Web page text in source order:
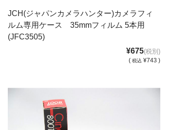
JCH(ジャパンカメラハンター)カメラフィ
ルム専用ケース 35mmフィルム 5本用
(JFC3505)
¥675(税別)
( 税込 ¥743 )